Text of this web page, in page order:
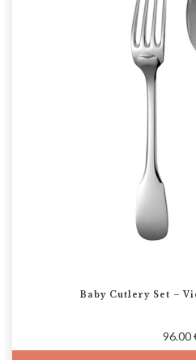
Baby Cutlery Set –
96.00